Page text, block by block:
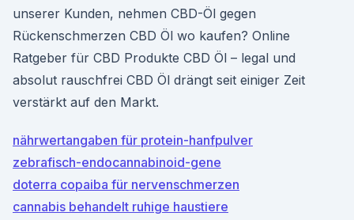
unserer Kunden, nehmen CBD-Öl gegen
Rückenschmerzen CBD Öl wo kaufen? Online
Ratgeber für CBD Produkte CBD Öl – legal und
absolut rauschfrei CBD Öl drängt seit einiger Zeit
verstärkt auf den Markt.
nährwertangaben für protein-hanfpulver
zebrafisch-endocannabinoid-gene
doterra copaiba für nervenschmerzen
cannabis behandelt ruhige haustiere